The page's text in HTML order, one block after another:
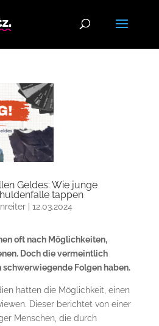
Geldes: Wie junge
tappen
| 12.03.2024
oft nach Möglichkeiten,
Doch die vermeintlich
schwerwiegende Folgen haben.
hatten die Möglichkeit, einen
Dieser berichtet von einer
Menschen, die durch